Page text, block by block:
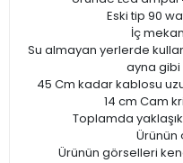
Eski tip 90
İç
Su almayan yerlerde
ayna gibi
45 Cm kadar kablosu
14 cm Cam
Toplamda
Ürünün
Ürünün görselleri